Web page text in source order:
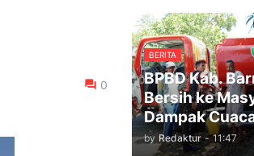
0
BERITA
BPBD Kab.
Bersih ke
Dampak
by Redaktur - 11:47